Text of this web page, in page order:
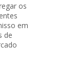
os
em
de